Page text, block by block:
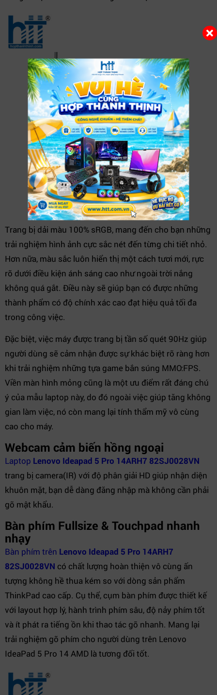
Trang bị dải màu 100% sRGB, mang đến cho bạn những
trải nghiệm hình ảnh cực sắc nét đến từng chi tiết nhỏ.
Hơn nữa, màu sắc luôn hiển thị một cách tươi mới, rực
rỡ dưới điều kiện ánh sáng cao như ngoài trời nắng
không quá gắt. Điều này sẽ giúp bạn có được những
thành phẩm có độ chính xác cao đạt hiệu quả tối đa
trong công việc.
Đặc biệt, việc máy được trang bị tần số quét 90Hz giúp
người dùng sẽ cảm nhận được sự khác biệt rõ ràng hơn
khi trải nghiệm những tựa game bắn súng MMO:FPS.
Viền màn hình mỏng cũng là một ưu điểm rất đáng chú
ý của mẫu laptop này, do đó ngoài việc giúp tăng không
gian làm việc, nó còn mang lại tính thẩm mỹ vô cùng
cao cho máy.
Webcam cảm biến hồng ngoại
Laptop Lenovo Ideapad 5 Pro 14ARH7 82SJ0028VN
trang bị camera(IR) với độ phân giải HD giúp nhận diện
khuôn mặt, bạn dễ dàng đăng nhập mà không cần phải
gõ mật khẩu.
Bàn phím Fullsize & Touchpad nhanh
nhạy
Bàn phím trên Lenovo Ideapad 5 Pro 14ARH7
82SJ0028VN có chất lượng hoàn thiện vô cùng ấn
tượng không hề thua kém so với dòng sản phẩm
ThinkPad cao cấp. Cụ thể, cụm bàn phím được thiết kế
với layout hợp lý, hành trình phím sâu, độ nảy phím tốt
và ít phát ra tiếng ồn khi thao tác gõ nhanh. Mang lại
trải nghiệm gõ phím cho người dùng trên Lenovo
IdeaPad 5 Pro 14 AMD là tương đối tốt.